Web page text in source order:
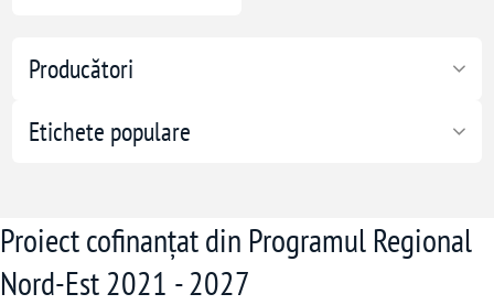
Producători
Etichete populare
Proiect cofinanțat din Programul Regional
Nord-Est 2021 - 2027